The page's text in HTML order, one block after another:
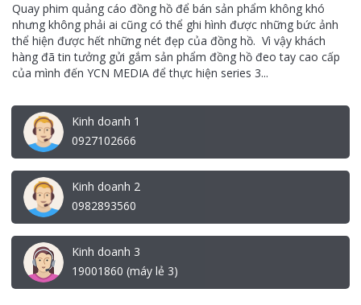
Quay phim quảng cáo đồng hồ để bán sản phẩm không khó
nhưng không phải ai cũng có thể ghi hình được những bức ảnh
thể hiện được hết những nét đẹp của đồng hồ. Vì vậy khách
hàng đã tin tưởng gửi gắm sản phẩm đồng hồ đeo tay cao cấp
của mình đến YCN MEDIA để thực hiện series 3...
Kinh doanh 1
0927102666
Kinh doanh 2
0982893560
Kinh doanh 3
19001860 (máy lẻ 3)